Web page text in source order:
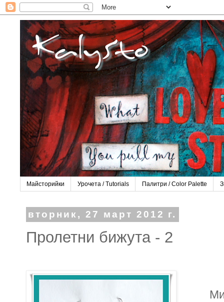
Майсторийки Урочета / Tutorials Палитри / Color Рalette
вторник, 27 март 2012 г.
Пролетни бижута - 2